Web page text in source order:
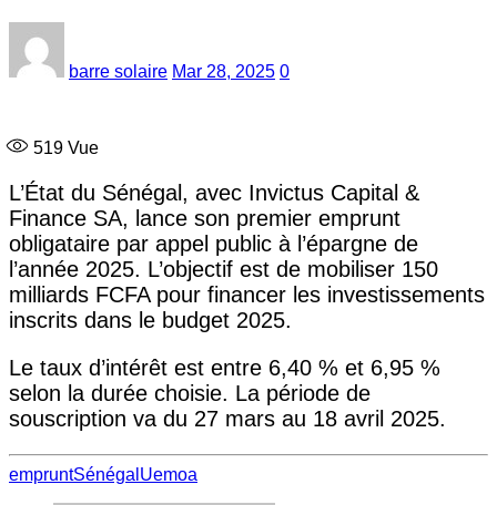
barre solaire Mar 28, 2025 0
519 Vue
L’État du Sénégal, avec Invictus Capital &
Finance SA, lance son premier emprunt
obligataire par appel public à l’épargne de
l’année 2025. L’objectif est de mobiliser 150
milliards FCFA pour financer les investissements
inscrits dans le budget 2025.
Le taux d’intérêt est entre 6,40 % et 6,95 %
selon la durée choisie. La période de
souscription va du 27 mars au 18 avril 2025.
empruntSénégal Uemoa